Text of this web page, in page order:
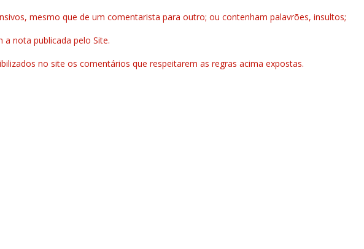
mesmo que de um comentarista para outro; ou contenham palavrões, insultos;
nota publicada pelo Site.
no site os comentários que respeitarem as regras acima expostas.